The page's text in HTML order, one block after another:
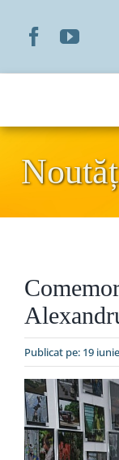
Organizare
Liturgic
Special
Publicat pe: 19